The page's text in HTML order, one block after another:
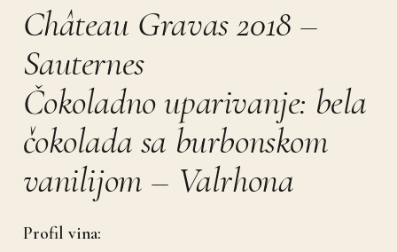
Château Gravas 2018 –
Sauternes
Čokoladno uparivanje: bela
čokolada sa burbonskom
vanilijom – Valrhona
Profil vina: